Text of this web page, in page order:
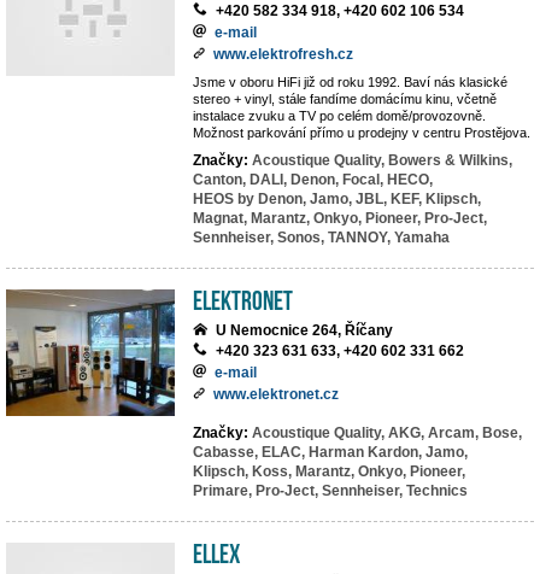
+420 582 334 918, +420 602 106 534
e-mail
www.elektrofresh.cz
Jsme v oboru HiFi již od roku 1992. Baví nás klasické
stereo + vinyl, stále fandíme domácímu kinu, včetně
instalace zvuku a TV po celém domě/provozovně.
Možnost parkování přímo u prodejny v centru Prostějova.
Značky: Acoustique Quality, Bowers & Wilkins,
Canton, DALI, Denon, Focal, HECO,
HEOS by Denon, Jamo, JBL, KEF, Klipsch,
Magnat, Marantz, Onkyo, Pioneer, Pro-Ject,
Sennheiser, Sonos, TANNOY, Yamaha
ElektroNet
U Nemocnice 264, Říčany
+420 323 631 633, +420 602 331 662
e-mail
www.elektronet.cz
Značky: Acoustique Quality, AKG, Arcam, Bose,
Cabasse, ELAC, Harman Kardon, Jamo,
Klipsch, Koss, Marantz, Onkyo, Pioneer,
Primare, Pro-Ject, Sennheiser, Technics
ELLEX